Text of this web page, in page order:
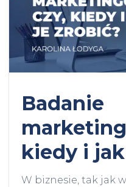
Badanie
kiedy i
W biznesie, tak jak